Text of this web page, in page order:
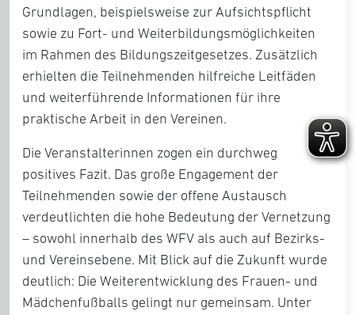
Grundlagen, beispielsweise zur Aufsichtspflicht
sowie zu Fort- und Weiterbildungsmöglichkeiten
im Rahmen des Bildungszeitgesetzes. Zusätzlich
erhielten die Teilnehmenden hilfreiche Leitfäden
und weiterführende Informationen für ihre
praktische Arbeit in den Vereinen.
Die Veranstalterinnen zogen ein durchweg
positives Fazit. Das große Engagement der
Teilnehmenden sowie der offene Austausch
verdeutlichten die hohe Bedeutung der Vernetzung
– sowohl innerhalb des WFV als auch auf Bezirks-
und Vereinsebene. Mit Blick auf die Zukunft wurde
deutlich: Die Weiterentwicklung des Frauen- und
Mädchenfußballs gelingt nur gemeinsam. Unter